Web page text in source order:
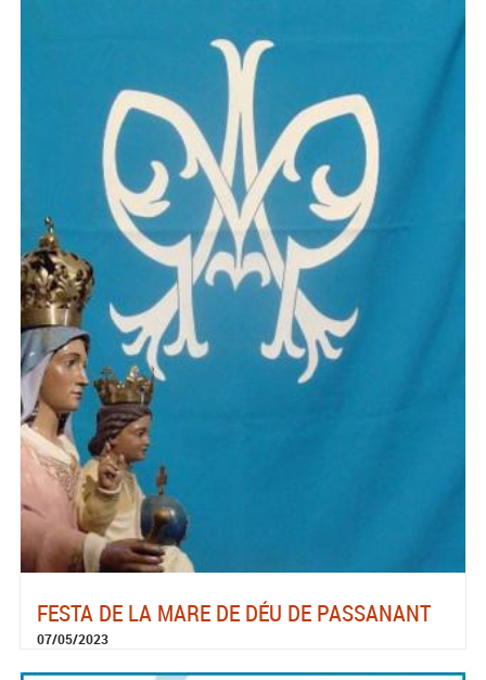
FESTA DE LA MARE DE DÉU DE PASSANANT
07/05/2023